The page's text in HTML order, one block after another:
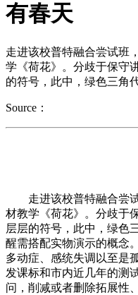
有春天
走进该校普特融合尝试班
学《荷花》。分歧于保守
的符号，此中，绿色三角
Source：
走进该校普特融合尝试
材教学《荷花》。分歧于
层层的符号，此中，绿色
醒需搭配实物演示的概念
多动症、感统失调以至是
发课标和市内近几年的测
问，削减或者删除拓展性